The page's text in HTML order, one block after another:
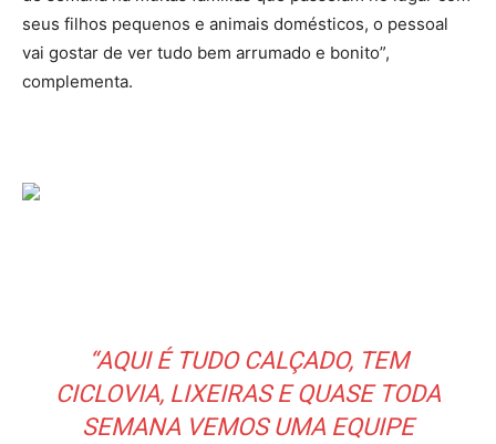
seus filhos pequenos e animais domésticos, o pessoal
vai gostar de ver tudo bem arrumado e bonito”,
complementa.
“AQUI É TUDO CALÇADO, TEM
CICLOVIA, LIXEIRAS E QUASE TODA
SEMANA VEMOS UMA EQUIPE